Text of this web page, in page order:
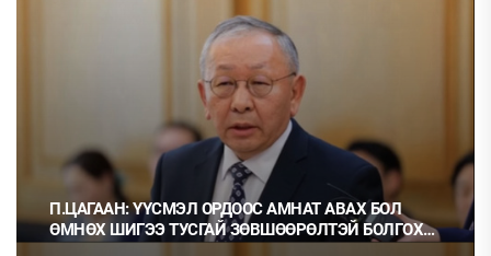
П.ЦАГААН: ҮҮСМЭЛ ОРДООС АМНАТ АВАХ БОЛ
ӨМНӨХ ШИГЭЭ ТУСГАЙ ЗӨВШӨӨРӨЛТЭЙ БОЛГОХ